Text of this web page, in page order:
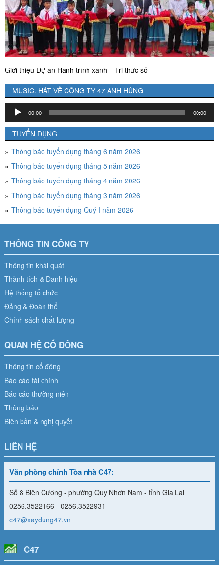
Giới thiệu Dự án Hành trình xanh – Tri thức số
MUSIC: HÁT VỀ CÔNG TY 47 ANH HÙNG
Trình
chơi
Audio
00:00 00:00
TUYỂN DỤNG
Thông báo tuyển dụng tháng 6 năm 2026
Thông báo tuyển dụng tháng 5 năm 2026
Thông báo tuyển dụng tháng 4 năm 2026
Thông báo tuyển dụng tháng 3 năm 2026
Thông báo tuyển dụng Quý I năm 2026
THÔNG TIN CÔNG TY
Thông tin khái quát
Thành tích & Danh hiệu
Hệ thống tổ chức
Đảng & Đoàn thể
Chính sách chất lượng
QUAN HỆ CỔ ĐÔNG
Thông tin cổ đông
Báo cáo tài chính
Báo cáo thường niên
Thông báo
Biên bản & nghị quyết
LIÊN HỆ
Văn phòng chính Tòa nhà C47:
Số 8 Biên Cương - phường Quy Nhơn Nam - tỉnh Gia Lai
0256.3522166 - 0256.3522931
c47@xaydung47.vn
C47